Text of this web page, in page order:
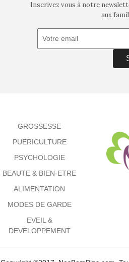
Inscrivez vous à notre
aux
GROSSESSE
PUERICULTURE
PSYCHOLOGIE
BEAUTE & BIEN-ETRE
ALIMENTATION
MODES DE GARDE
EVEIL &
DEVELOPPEMENT